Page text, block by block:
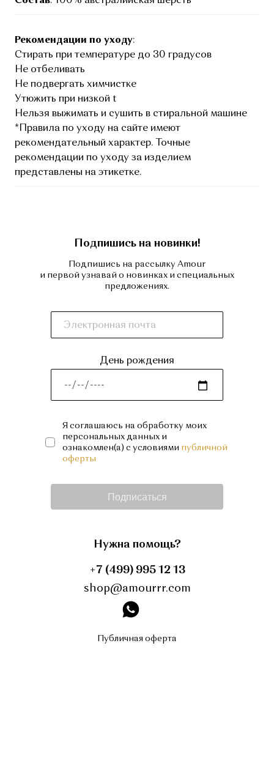
Рекомендации по уходу:
Стирать при температуре до 30 градусов
Не отбеливать
Не подвергать химчистке
Утюжить при низкой t
Нельзя выжимать и сушить в стиральной машине
*Правила по уходу на сайте имеют
рекомендательный характер. Точные
рекомендации по уходу за изделием
представлены на этикетке.
Подпишись на новинки!
Подпишись на рассылку Amour
и первой узнавай о новинках и специальных
предложениях.
День рождения
Я соглашаюсь на обработку моих
персональных данных и
ознакомлен(а) с условиями публичной
оферты
Подписаться
Нужна помощь?
+7 (499) 995 12 13
shop@amourrr.com
instagram
Публичная оферта